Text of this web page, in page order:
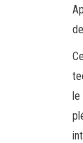
le